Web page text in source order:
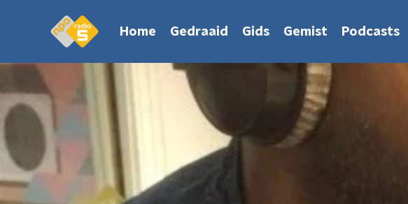
Home Gedraaid Gids Gemist Podcasts